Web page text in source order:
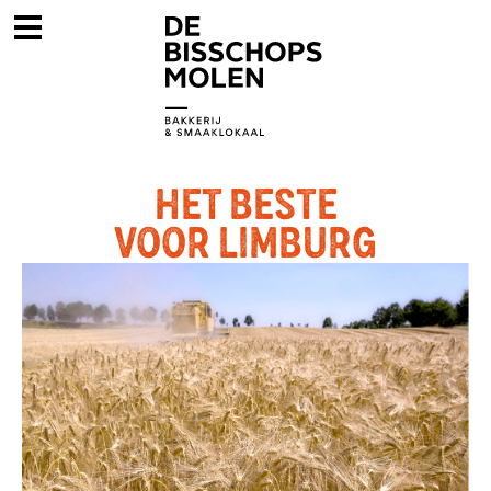
HET BESTE
VOOR LIMBURG